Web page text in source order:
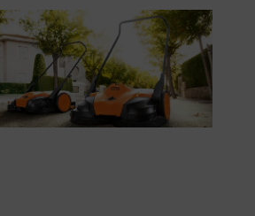
sobre os produtos